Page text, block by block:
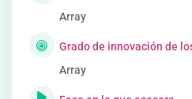
Array
Grado de innovación de
Array